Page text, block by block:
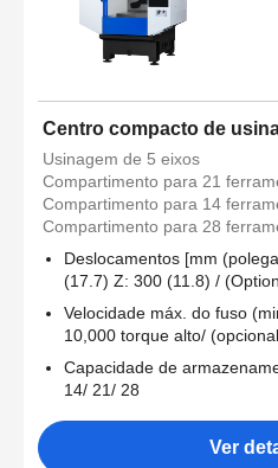
Centro compacto de
Usinagem de 5 eixos
Compartimento para 21
Compartimento para 14
Compartimento para 28
Deslocamentos [mm
(17.7) Z: 300 (11.8) /
Velocidade máx. do fuso
10,000 torque alto/
Capacidade de
14/ 21/ 28
Ver